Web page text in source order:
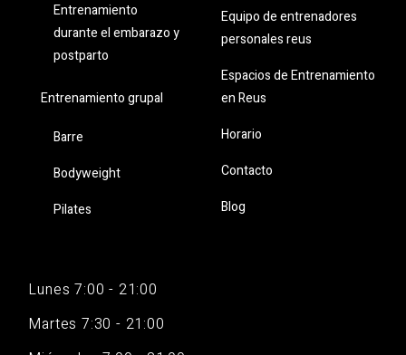
Entrenamiento
durante el embarazo y
postparto
Entrenamiento grupal
Barre
Bodyweight
Pilates
Equipo de entrenadores
personales reus
Espacios de Entrenamiento
en Reus
Horario
Contacto
Blog
Lunes 7:00 - 21:00
Martes 7:30 - 21:00